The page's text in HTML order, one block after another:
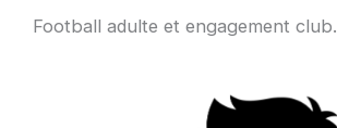
Football adulte et engagement club.